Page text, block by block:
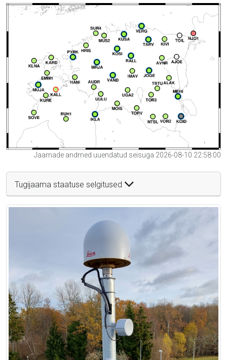
Jaamade andmed uuendatud seisuga 2026-08-10 22:58:00
Tugijaama staatuse selgitused